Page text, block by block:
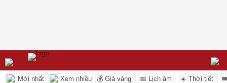
Mới nhất Xem nhiều 💰 Giá vàng 📅 Lịch âm ☀️ Thời tiết